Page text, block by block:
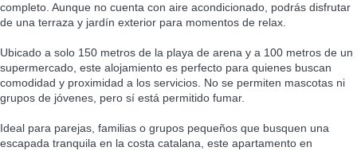
completo. Aunque no cuenta con aire acondicionado, podrás disfrutar
de una terraza y jardín exterior para momentos de relax.
Ubicado a solo 150 metros de la playa de arena y a 100 metros de un
supermercado, este alojamiento es perfecto para quienes buscan
comodidad y proximidad a los servicios. No se permiten mascotas ni
grupos de jóvenes, pero sí está permitido fumar.
Ideal para parejas, familias o grupos pequeños que busquen una
escapada tranquila en la costa catalana, este apartamento en